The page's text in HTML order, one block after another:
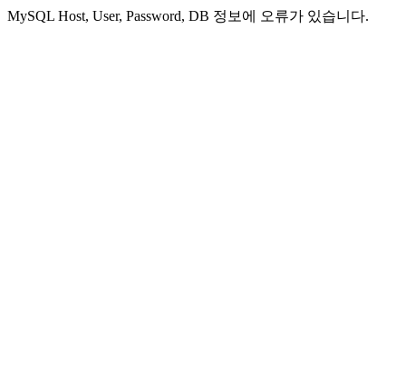
MySQL Host, User, Password, DB 정보에 오류가 있습니다.